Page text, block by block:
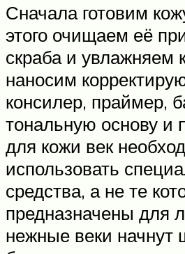
Сначала готовим
этого очищаем её
скраба и увлажняем
наносим
консилер, праймер,
тональную основу и
для кожи век
использовать
средства, а не те
предназначены для
нежные веки начнут